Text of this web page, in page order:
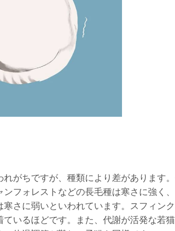
がちですが、種類により差があります
フォレストなどの長毛種は寒さに強く
さに弱いといわれています。スフィン
いるほどです。また、代謝が活発な若